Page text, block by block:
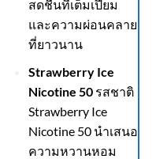
สดชื่นที่เต็มเปี่ยม
และความผ่อนคลาย
ที่ยาวนาน
Strawberry Ice
Nicotine 50รสชาติ
Strawberry Ice
Nicotine 50 นำเสนอ
ความหวานหอม